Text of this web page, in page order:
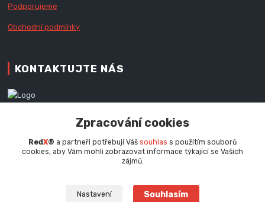
Podporujeme
Obchodní podmínky
KONTAKTUJTE NÁS
+420 777 979 111
info@redx.cz
Zpracování cookies
Red X® a partneři potřebují Váš souhlas s použitím souborů
cookies, aby Vám mohli zobrazovat informace týkající se Vašich
zájmů.
Nastavení Souhlasím